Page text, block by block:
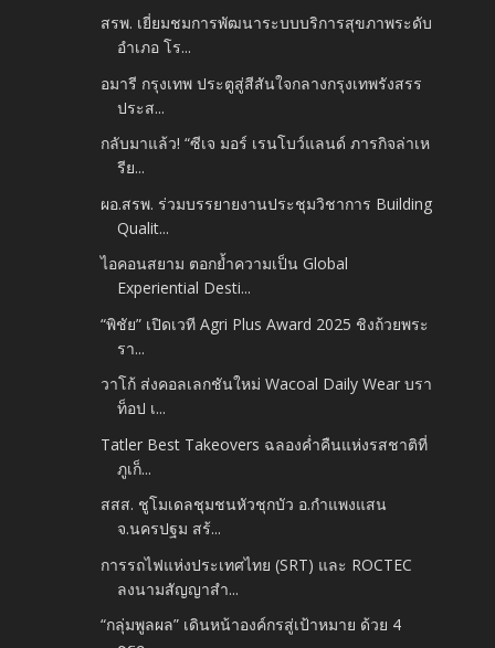
สรพ. เยี่ยมชมการพัฒนาระบบบริการสุขภาพระดับ
อำเภอ โร...
อมารี กรุงเทพ ประตูสู่สีสันใจกลางกรุงเทพรังสรร
ประส...
กลับมาแล้ว! “ซีเจ มอร์ เรนโบว์แลนด์ ภารกิจล่าเห
รีย...
ผอ.สรพ. ร่วมบรรยายงานประชุมวิชาการ Building
Qualit...
ไอคอนสยาม ตอกย้ำความเป็น Global
Experiential Desti...
“พิชัย” เปิดเวที Agri Plus Award 2025 ชิงถ้วยพระ
รา...
วาโก้ ส่งคอลเลกชันใหม่ Wacoal Daily Wear บรา
ท็อป เ...
Tatler Best Takeovers ฉลองค่ำคืนแห่งรสชาติที่
ภูเก็...
สสส. ชูโมเดลชุมชนหัวชุกบัว อ.กำแพงแสน
จ.นครปฐม สร้...
การรถไฟแห่งประเทศไทย (SRT) และ ROCTEC
ลงนามสัญญาสำ...
“กลุ่มพูลผล” เดินหน้าองค์กรสู่เป้าหมาย ด้วย 4